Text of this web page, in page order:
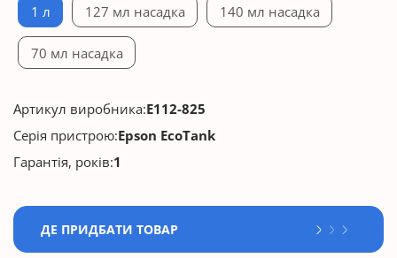
1 л 127 мл насадка 140 мл насадка
70 мл насадка
Артикул виробника:E112-825
Серія пристрою:Epson EcoTank
Гарантія, років:1
ДЕ ПРИДБАТИ ТОВАР